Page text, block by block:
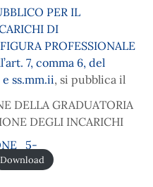
PER IL
DI
PROFESSIONALE
7, comma 6, del
e ss.mm.ii, si pubblica il
DELLA GRADUATORIA
DEGLI INCARICHI
Download